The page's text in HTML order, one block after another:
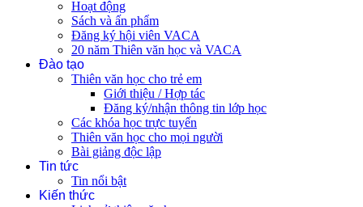
Hoạt động
Sách và ấn phẩm
Đăng ký hội viên VACA
20 năm Thiên văn học và VACA
Đào tạo
Thiên văn học cho trẻ em
Giới thiệu / Hợp tác
Đăng ký/nhận thông tin lớp học
Các khóa học trực tuyến
Thiên văn học cho mọi người
Bài giảng độc lập
Tin tức
Tin nổi bật
Kiến thức